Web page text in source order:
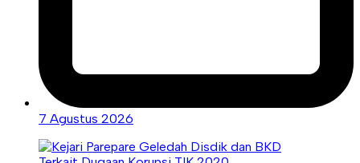
7 Agustus 2026